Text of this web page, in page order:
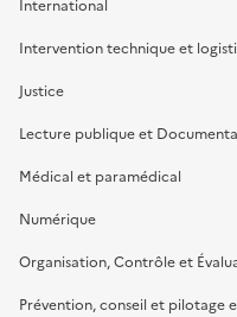
International
Intervention technique et
Justice
Lecture publique et
Médical et paramédical
Numérique
Organisation, Contrôle et
Prévention, conseil et pilotage